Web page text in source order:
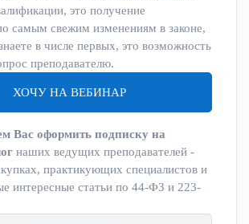
это получение
самым свежим изменениям в законе,
в числе первых, это возможность
преподавателю.
ХОЧУ НА ВЕБИНАР
Вас оформить подписку на
наших ведущих преподавателей -
практикующих специалистов и
интересные статьи по 44-ФЗ и 223-